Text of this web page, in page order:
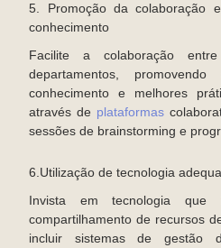
5. Promoção da colaboração
conhecimento
Facilite a colaboração
departamentos,
conhecimento e melhores
através de plataformas
sessões de brainstorming e
6.Utilização de tecnologia
Invista em tecnologia
compartilhamento de recursos
incluir sistemas de gestão